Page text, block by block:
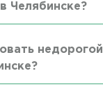
Челябинске?